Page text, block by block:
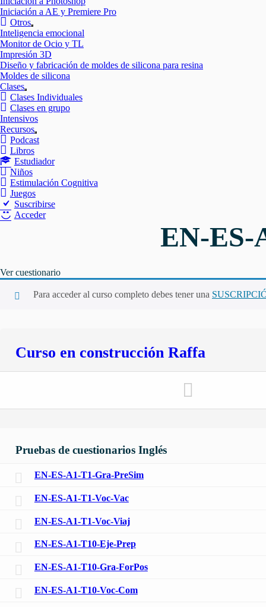
Iniciación a AE y Premiere Pro
Otros
Mostrar
el
submenú
Inteligencia emocional
Monitor de Ocio y TL
Impresión 3D
Diseño y fabricación de moldes de silicona para resina
Moldes de silicona
Clases
Mostrar
el
submenú
Clases Individuales
Clases en grupo
Intensivos
Recursos
Mostrar
el
Podcast
Libros
Estudiador
Niños
Estimulación Cognitiva
Juegos
Suscribirse
Acceder
EN-ES-
Ver cuestionario
Para acceder al curso completo debes tener una
Curso en construcción Raffa
Pruebas de cuestionarios Inglés
EN-ES-A1-T1-Gra-PreSim
EN-ES-A1-T1-Voc-Vac
EN-ES-A1-T1-Voc-Viaj
EN-ES-A1-T10-Eje-Prep
EN-ES-A1-T10-Gra-ForPos
EN-ES-A1-T10-Voc-Com